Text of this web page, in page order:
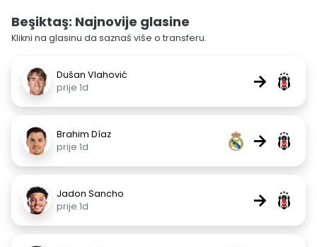
Beşiktaş: Najnovije glasine
Klikni na glasinu da saznaš više o transferu.
Dušan Vlahović
prije 1d
→
Brahim Díaz
prije 1d
→
Jadon Sancho
prije 1d
→